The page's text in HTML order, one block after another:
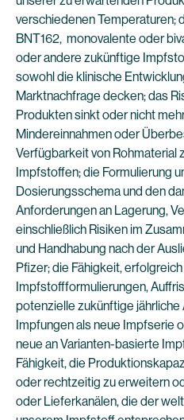
verschiedenen Temperaturen;
BNT162, monovalente oder
oder andere zukünftige
sowohl die klinische
Marktnachfrage decken; das
Produkten sinkt oder nicht
Mindereinnahmen oder
Verfügbarkeit von Rohmaterial
Impfstoffen; die Formulierung
Dosierungsschema und den
Anforderungen an Lagerung,
einschließlich Risiken im
und Handhabung nach der
Pfizer; die Fähigkeit,
Impfstoffformulierungen,
potenzielle zukünftige
Impfungen als neue Impfserie
neue an Varianten-basierte
Fähigkeit, die
oder rechtzeitig zu erweitern
oder Lieferkanälen, die der